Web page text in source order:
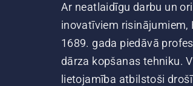
Ar neatlaidīgu darbu un
inovatīviem risinājumiem,
1689. gada piedāvā
dārza kopšanas tehniku.
lietojamība atbilstoši